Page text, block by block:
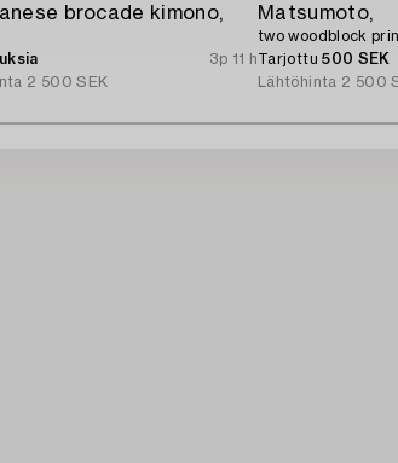
brocade kimono,
3p 11 h
2 500 SEK
Matsumoto,
two woodblock
Tarjottu500 SEK
Lähtöhinta 2 500